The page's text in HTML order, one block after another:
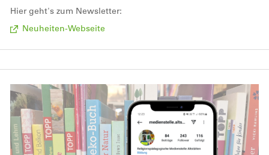
Hier geht's zum Newsletter:
Neuheiten-Webseite